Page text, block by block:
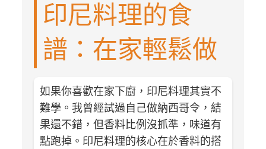
印尼料理的食
譜：在家輕鬆做
如果你喜歡在家下廚，印尼料理其實不
難學。我曾經試過自己做納西哥令，結
果還不錯，但香料比例沒抓準，味道有
點跑掉。印尼料理的核心在於香料的搭